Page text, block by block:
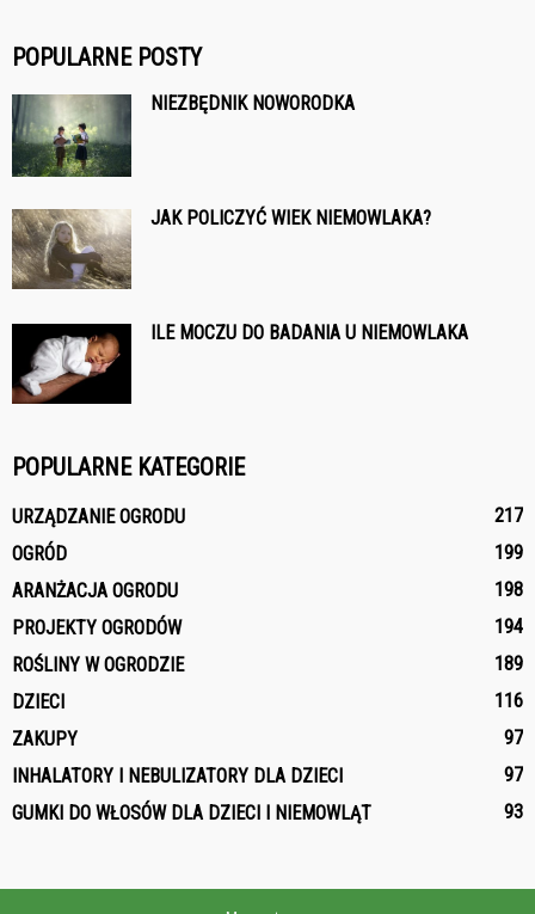
POPULARNE POSTY
NIEZBĘDNIK NOWORODKA
JAK POLICZYĆ WIEK NIEMOWLAKA?
ILE MOCZU DO BADANIA U NIEMOWLAKA
POPULARNE KATEGORIE
URZĄDZANIE OGRODU
217
OGRÓD
199
ARANŻACJA OGRODU
198
PROJEKTY OGRODÓW
194
ROŚLINY W OGRODZIE
189
DZIECI
116
ZAKUPY
97
INHALATORY I NEBULIZATORY DLA DZIECI
97
GUMKI DO WŁOSÓW DLA DZIECI I NIEMOWLĄT
93